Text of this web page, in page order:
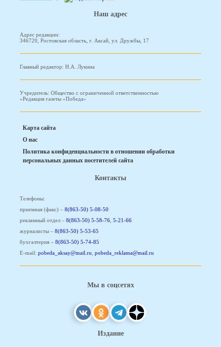
Наш адрес
Адрес редакции:
346720, Ростовская область, г. Аксай, ул. Дружбы, 17
Главный редактор: Н.А. Лукина
Учредитель: Общество с ограниченной ответственностью
«Редакция газеты «Победа»
Карта сайта
О нас
Политика конфиденциальности в отношении обработки
персональных данных посетителей сайта
Контакты
Телефоны:
приемная (факс) – 8(863-50) 5-08-50
рекламный отдел – 8(863-50) 5-58-76, 5-21-66
журналисты – 8(863-50) 5-53-65
бухгалтерия – 8(863-50) 5-74-85
E-mail: pobeda_aksay@mail.ru, pobeda_reklama@mail.ru
Мы в соцсетях
Издание